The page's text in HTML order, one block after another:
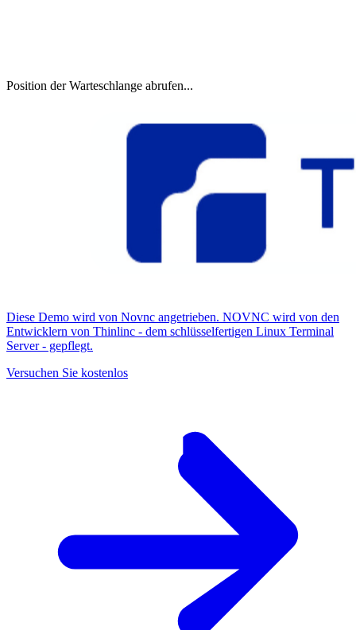
Position der Warteschlange abrufen...
Diese Demo wird von Novnc angetrieben. NOVNC wird von den
Entwicklern von Thinlinc - dem schlüsselfertigen Linux Terminal
Server - gepflegt.
Versuchen Sie kostenlos